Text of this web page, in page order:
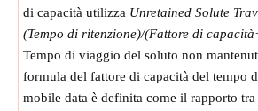
di capacità utilizza Unretained Solute
(Tempo di ritenzione)/(Fattore di
Tempo di viaggio del soluto non
formula del fattore di capacità del tempo
mobile data è definita come il rapporto